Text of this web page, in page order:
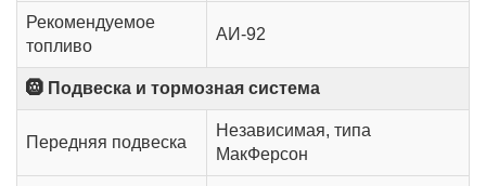
Рекомендуемое
топливо
АИ-92
🛞 Подвеска и тормозная система
Передняя подвеска
Независимая, типа
МакФерсон